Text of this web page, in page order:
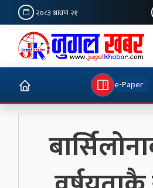
२०८३ श्रावण २१
e-Paper